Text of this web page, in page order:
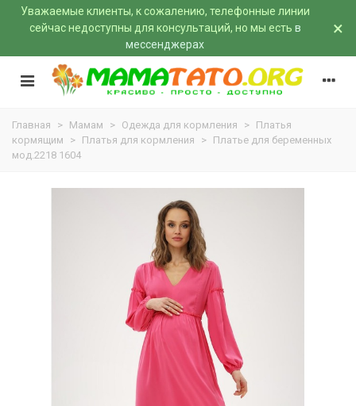
Уважаемые клиенты, к сожалению, телефонные линии
сейчас недоступны для консультаций, но мы есть в
мессенджерах
×
Главная > Мамам > Одежда для кормления > Платья
кормящим
> Платья для кормления > Платье для беременных
мод.2218 1604